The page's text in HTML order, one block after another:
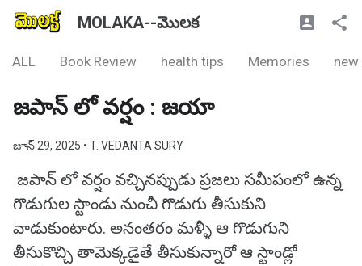
MOLAKA--మొలక
ALL Book Review health tips Memories new
జపాన్ లో వర్షం : జయా
జూన్ 29, 2025 • T. VEDANTA SURY
జపాన్ లో వర్షం వచ్చినప్పుడు ప్రజలు సమీపంలో ఉన్న
గొడుగుల స్టాండు నుంచీ గొడుగు తీసుకుని
వాడుకుంటారు. అనంతరం మళ్ళీ ఆ గొడుగుని
తీసుకొచ్చి తామెక్కడైతే తీసుకున్నారో ఆ స్టాండ్లో